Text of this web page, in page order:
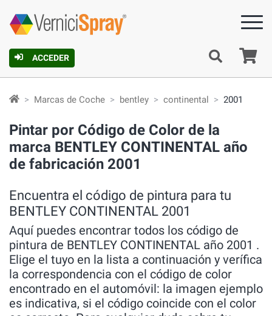
ACCEDER
Marcas de Coche bentley continental 2001
Pintar por Código de Color de la
marca BENTLEY CONTINENTAL año
de fabricación 2001
Encuentra el código de pintura para tu
BENTLEY CONTINENTAL 2001
Aquí puedes encontrar todos los código de
pintura de BENTLEY CONTINENTAL año 2001 .
Elige el tuyo en la lista a continuación y verífica
la correspondencia con el código de color
encontrado en el automóvil: la imagen ejemplo
es indicativa, si el código coincide con el color